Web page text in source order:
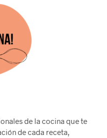
de la cocina que te
de cada receta,